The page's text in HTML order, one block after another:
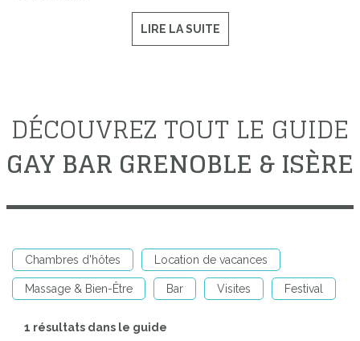
LIRE LA SUITE
DÉCOUVREZ TOUT LE GUIDE
GAY BAR GRENOBLE & ISÈRE
Chambres d'hôtes Location de vacances
Massage & Bien-Être Bar Visites Festival
1 résultats dans le guide